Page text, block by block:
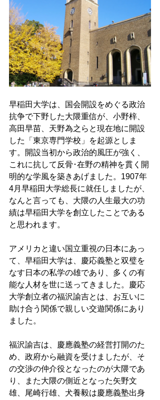
早稲田大学は、国会開設をめぐる政治
抗争で下野した大隈重信が、小野梓、
高田早苗、天野為之らと現在地に開設
した「東京専門学校」を起源としま
す。開設当初から政治的風圧が強く、
これに抗して反骨･在野の精神を貫く開
明的な学風を築きあげました。1907年
4月早稲田大学総長に就任しましたが、
なんと言っても、大隈の人生最大の功
績は早稲田大学を創立したことである
と思われます。
アメリカと違い国立重視の日本にあっ
て、早稲田大学は、慶応義塾と双璧を
なす日本の私学の雄であり、多くの有
能な人材を世に送ってきました。慶応
大学創立者の福沢諭吉とは、お互いに
助け合う関係で親しい交遊関係にあり
ました。
福沢諭吉は、慶應義塾の経営打開のた
め、政府から融資を受けましたが、そ
の交渉の仲介役となったのが大隈であ
り、また大隈の側近となった矢野文
雄、尾崎行雄、犬養毅は慶應義塾出身